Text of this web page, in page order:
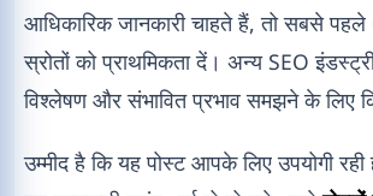
आधिकारिक जानकारी चाहते हैं, तो सबसे
स्रोतों को प्राथमिकता दें। अन्य SEO
विश्लेषण और संभावित प्रभाव समझने के लिए
उम्मीद है कि यह पोस्ट आपके लिए उपयोगी